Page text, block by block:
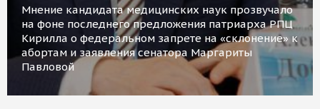
Мнение кандидата медицинских наук прозвучало
на фоне последнего предложения патриарха РПЦ
Кирилла о федеральном запрете на «склонение» к
абортам и заявления сенатора Маргариты
Павловой